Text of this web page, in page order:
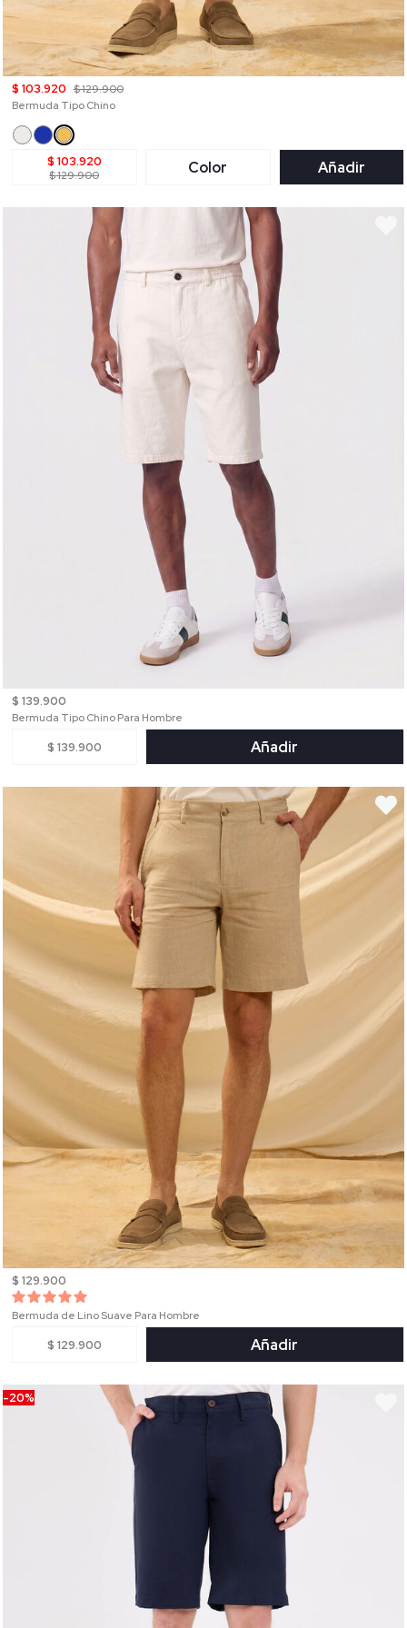
$ 103.920 $ 129.900
Bermuda Tipo Chino
$ 103.920
$ 129.900 Color Añadir
$ 139.900
Bermuda Tipo Chino Para Hombre
$ 139.900 Añadir
$ 129.900
Bermuda de Lino Suave Para Hombre
$ 129.900 Añadir
-20%